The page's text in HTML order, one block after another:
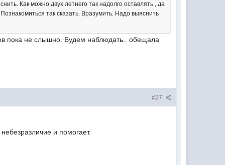
Как можно двух летнего так надолго оставлять , да
так сказать. Вразумить. Надо выяснить
пока не слышно. Будем наблюдать.. обещала
#27
и помогает.